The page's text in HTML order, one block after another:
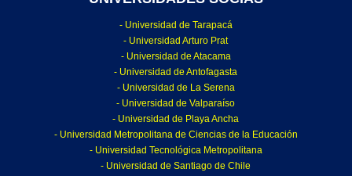
- Universidad de Tarapacá
- Universidad Arturo Prat
- Universidad de Atacama
- Universidad de Antofagasta
- Universidad de La Serena
- Universidad de Valparaíso
- Universidad de Playa Ancha
- Universidad Metropolitana de Ciencias de la Educación
- Universidad Tecnológica Metropolitana
- Universidad de Santiago de Chile